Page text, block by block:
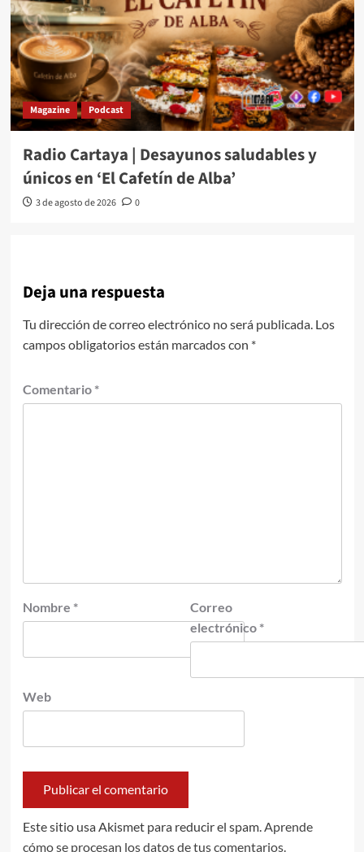
Magazine Podcast
Radio Cartaya | Desayunos saludables y
únicos en ‘El Cafetín de Alba’
3 de agosto de 2026 0
Deja una respuesta
Tu dirección de correo electrónico no será publicada. Los
campos obligatorios están marcados con *
Comentario *
Nombre *
Correo
electrónico *
Web
Este sitio usa Akismet para reducir el spam. Aprende
cómo se procesan los datos de tus comentarios.